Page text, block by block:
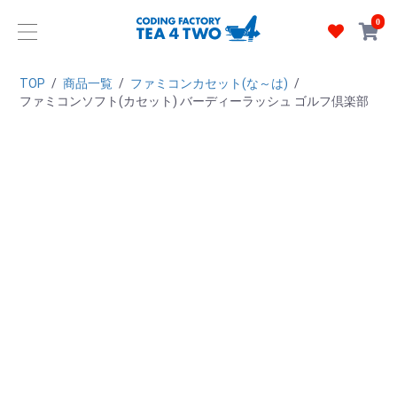
0
TOP / 商品一覧 / ファミコンカセット(な～は) /
ファミコンソフト(カセット) バーディーラッシュ ゴルフ倶楽部